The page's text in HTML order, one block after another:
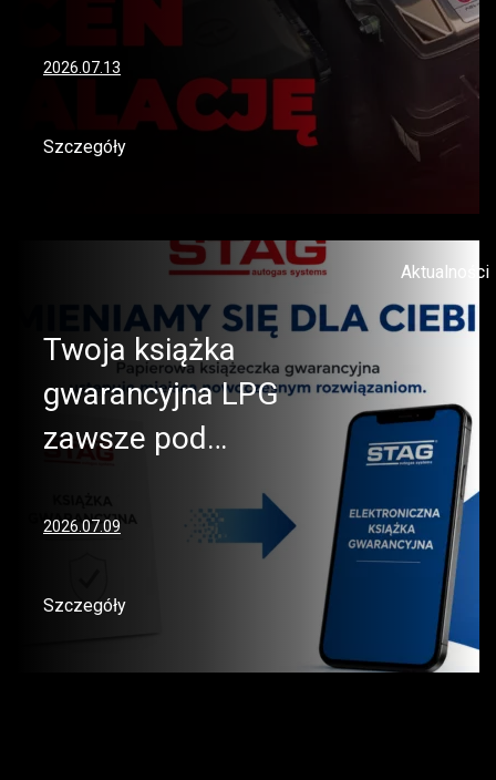
2026.07.13
Szczegóły
Aktualności
Twoja książka
gwarancyjna LPG
zawsze pod…
2026.07.09
Szczegóły